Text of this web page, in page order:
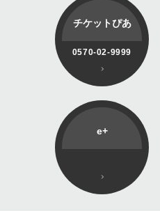
チケットぴあ
0570-02-9999
e+